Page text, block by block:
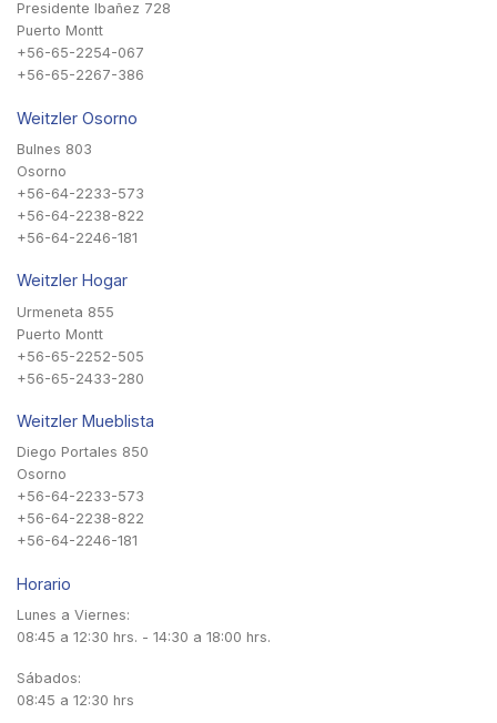
Presidente Ibañez 728
Puerto Montt
+56-65-2254-067
+56-65-2267-386
Weitzler Osorno
Bulnes 803
Osorno
+56-64-2233-573
+56-64-2238-822
+56-64-2246-181
Weitzler Hogar
Urmeneta 855
Puerto Montt
+56-65-2252-505
+56-65-2433-280
Weitzler Mueblista
Diego Portales 850
Osorno
+56-64-2233-573
+56-64-2238-822
+56-64-2246-181
Horario
Lunes a Viernes:
08:45 a 12:30 hrs. - 14:30 a 18:00 hrs.
Sábados:
08:45 a 12:30 hrs